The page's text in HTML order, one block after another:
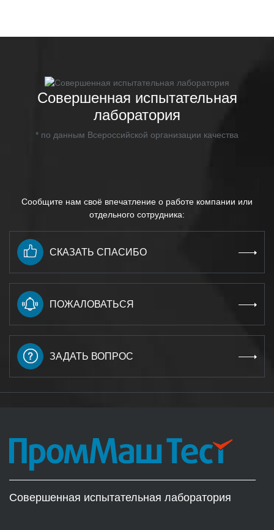
Совершенная испытательная
лаборатория
* по данным Всероссийской организации качества
Сообщите нам своё впечатление о работе компании или
отдельного сотрудника:
СКАЗАТЬ СПАСИБО
ПОЖАЛОВАТЬСЯ
ЗАДАТЬ ВОПРОС
Совершенная испытательная лаборатория